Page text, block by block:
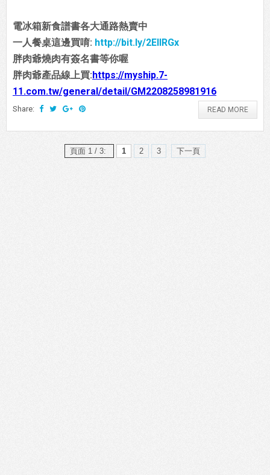
電冰箱新食譜書各大通路熱賣中
一人餐桌這邊買唷: http://bit.ly/2EIIRGx
胖肉爺燒肉有簽名書等你喔
胖肉爺產品線上買:https://myship.7-
11.com.tw/general/detail/GM2208258981916
Share: READ MORE
頁面 1 / 3: 1 2 3 下一頁